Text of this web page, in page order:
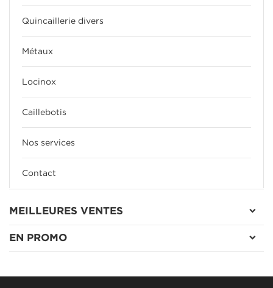
Quincaillerie divers
Métaux
Locinox
Caillebotis
Nos services
Contact
MEILLEURES VENTES
EN PROMO